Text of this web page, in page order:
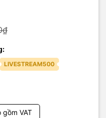
LIVESTREAM500
gồm VAT